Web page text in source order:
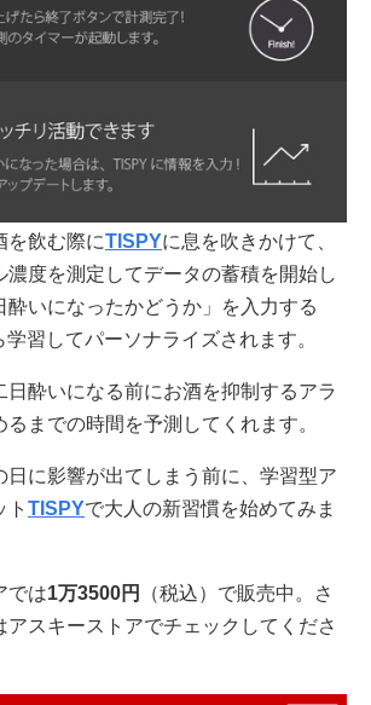
飲む際にTISPYに息を吹きかけて、
濃度を測定してデータの蓄積を開始し
酔いになったかどうか」を入力する
学習してパーソナライズされます。
酔いになる前にお酒を抑制するアラ
までの時間を予測してくれます。
に影響が出てしまう前に、学習型ア
ト TISPYで大人の新習慣を始めてみま
では1万3500円
（税込）で販売中。さ
アスキーストアでチェックしてくださ